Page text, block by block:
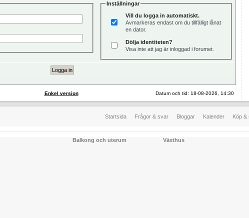
Inställningar
Vill du logga in automatiskt.
Avmarkeras endast om du tillfälligt lånat
en dator.
Dölja identiteten?
Visa inte att jag är inloggad i forumet.
Enkel version Datum och tid: 18-08-2026, 14:30
Startsida Frågor & svar Bloggar Kalender Köp &
Balkong och uterum Växthus